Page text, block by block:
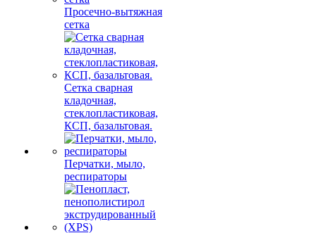
Просечно-вытяжная
сетка
Сетка сварная
кладочная,
стеклопластиковая,
КСП, базальтовая.
Перчатки, мыло,
респираторы